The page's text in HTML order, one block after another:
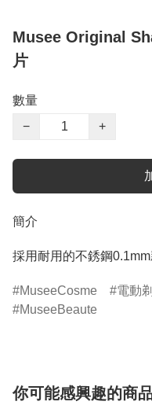
Musee Original
片
數量
−
+
簡介
採用耐用的不銹鋼
MuseeCosme 電動
MuseeBeaute
你可能感興趣的商